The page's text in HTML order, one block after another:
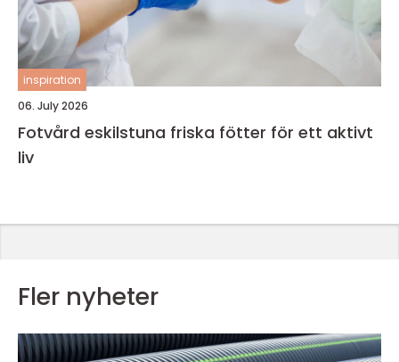
inspiration
06. July 2026
Fotvård eskilstuna friska fötter för ett aktivt
liv
Fler nyheter